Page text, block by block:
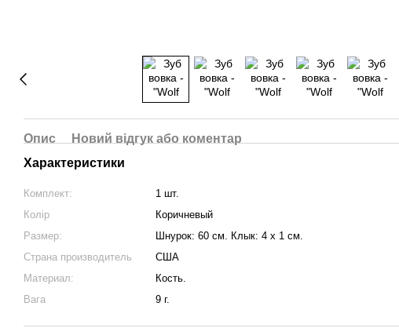
Опис
Новий відгук або коментар
Характеристики
Комплект:
1 шт.
Колір
Коричневый
Размер:
Шнурок: 60 см. Клык: 4 х 1 см.
Страна производитель
США
Материал:
Кость.
Вага
9 г.